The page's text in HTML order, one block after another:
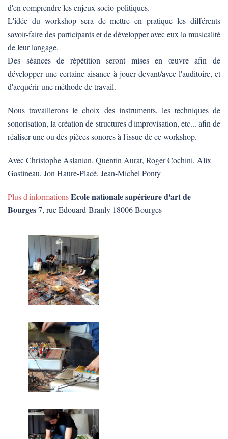
d'en comprendre les enjeux socio-politiques.
L'idée du workshop sera de mettre en pratique les différents
savoir-faire des participants et de développer avec eux la musicalité
de leur langage.
Des séances de répétition seront mises en œuvre afin de
développer une certaine aisance à jouer devant/avec l'auditoire, et
d'acquérir une méthode de travail.
Nous travaillerons le choix des instruments, les techniques de
sonorisation, la création de structures d'improvisation, etc... afin de
réaliser une ou des pièces sonores à l'issue de ce workshop.
Avec Christophe Aslanian, Quentin Aurat, Roger Cochini, Alix
Gastineau, Jon Haure-Placé, Jean-Michel Ponty
Plus d'informationsEcole nationale supérieure d'art de
Bourges7, rue Edouard-Branly 18006 Bourges